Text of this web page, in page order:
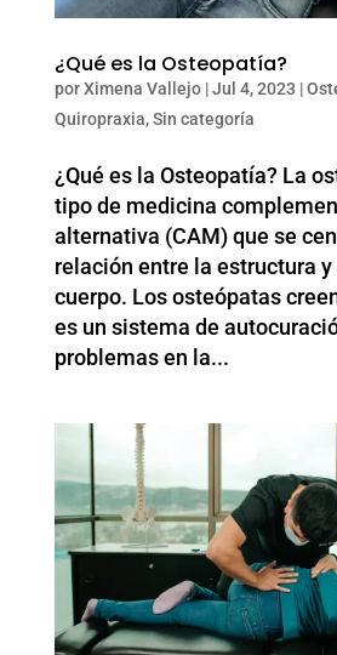
¿Qué es la Osteopatía?
porXimena Vallejo|Jul 4, 2023 |
Quiropraxia,Sin categoría
¿Qué es la Osteopatía? La
tipo de medicina
alternativa (CAM) que se
relación entre la estructura y
cuerpo. Los osteópatas
es un sistema de
problemas en la...